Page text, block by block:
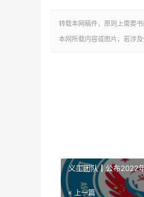
转载本网稿件，原则上需要
本网所载内容或图片，若涉及
义工团队┃公布2022
« 上一篇